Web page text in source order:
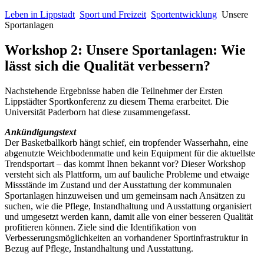
Leben in Lippstadt Sport und Freizeit Sportentwicklung Unsere
Sportanlagen
Workshop 2: Unsere Sportanlagen: Wie
lässt sich die Qualität verbessern?
Nachstehende Ergebnisse haben die Teilnehmer der Ersten
Lippstädter Sportkonferenz zu diesem Thema erarbeitet. Die
Universität Paderborn hat diese zusammengefasst.
Ankündigungstext
Der Basketballkorb hängt schief, ein tropfender Wasserhahn, eine
abgenutzte Weichbodenmatte und kein Equipment für die aktuellste
Trendsportart – das kommt Ihnen bekannt vor? Dieser Workshop
versteht sich als Plattform, um auf bauliche Probleme und etwaige
Missstände im Zustand und der Ausstattung der kommunalen
Sportanlagen hinzuweisen und um gemeinsam nach Ansätzen zu
suchen, wie die Pflege, Instandhaltung und Ausstattung organisiert
und umgesetzt werden kann, damit alle von einer besseren Qualität
profitieren können. Ziele sind die Identifikation von
Verbesserungsmöglichkeiten an vorhandener Sportinfrastruktur in
Bezug auf Pflege, Instandhaltung und Ausstattung.